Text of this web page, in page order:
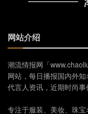
网站介绍
潮流情报网「
网站，每日播报国内外
代言人资讯，近期时尚事
专注于服装、美妆、珠